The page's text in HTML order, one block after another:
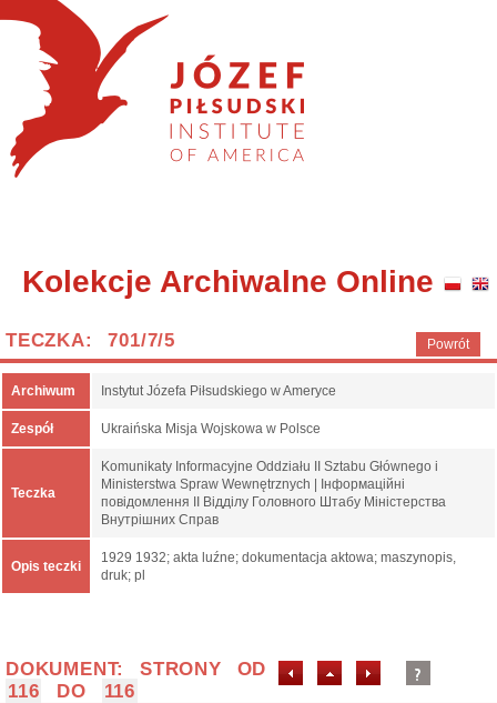
Kolekcje Archiwalne Online
Powrót
TECZKA: 701/7/5
Archiwum Instytut Józefa Piłsudskiego w Ameryce
Zespół Ukraińska Misja Wojskowa w Polsce
Teczka
Komunikaty Informacyjne Oddziału II Sztabu Głównego i
Ministerstwa Spraw Wewnętrznych | Інформаційні
повідомлення ІІ Відділу Головного Штабу Міністерства
Внутрішних Справ
Opis teczki
1929 1932; akta luźne; dokumentacja aktowa; maszynopis,
druk; pl
DOKUMENT: STRONY OD
116
DO 116